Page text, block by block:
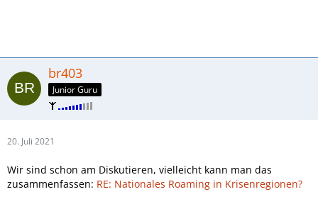
br403
Junior Guru
20. Juli 2021
Wir sind schon am Diskutieren, vielleicht kann man das
zusammenfassen: RE: Nationales Roaming in Krisenregionen?